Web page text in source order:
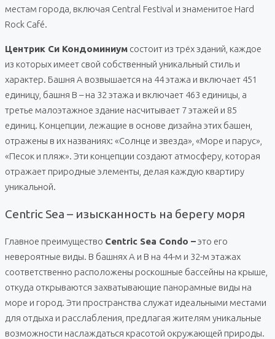
местам города, включая Central Festival и знаменитое Hard
Rock Café.
Центрик Си Кондоминиум состоит из трёх зданий, каждое
из которых имеет свой собственный уникальный стиль и
характер. Башня A возвышается на 44 этажа и включает 451
единицу, башня B – на 32 этажа и включает 463 единицы, а
третье малоэтажное здание насчитывает 7 этажей и 85
единиц. Концепции, лежащие в основе дизайна этих башен,
отражены в их названиях: «Солнце и звезда», «Море и парус»,
«Песок и пляж». Эти концепции создают атмосферу, которая
отражает природные элементы, делая каждую квартиру
уникальной.
Centric Sea – изысканность на берегу моря
Главное преимущество Centric Sea Condo –это его
невероятные виды. В башнях A и B на 44-м и 32-м этажах
соответственно расположены роскошные бассейны на крыше,
откуда открываются захватывающие панорамные виды на
море и город. Эти пространства служат идеальными местами
для отдыха и расслабления, предлагая жителям уникальные
возможности наслаждаться красотой окружающей природы.